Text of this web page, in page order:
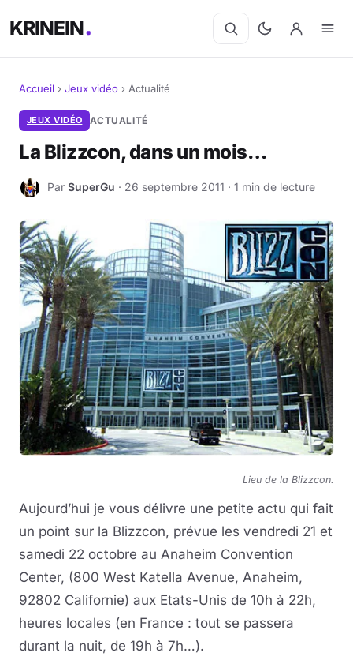
KRINEIN
Cinéma
Séries
Manga
BD
Livres
Jeux vidéo
Jeux de société
Musique
Sortir
Forum
Accueil › Jeux vidéo › Actualité
JEUX VIDÉO ACTUALITÉ
La Blizzcon, dans un mois…
S Par SuperGu · 26 septembre 2011 · 1 min de lecture
Lieu de la Blizzcon.
Aujourd’hui je vous délivre une petite actu qui fait
un point sur la Blizzcon, prévue les vendredi 21 et
samedi 22 octobre au Anaheim Convention
Center, (800 West Katella Avenue, Anaheim,
92802 Californie) aux Etats-Unis de 10h à 22h,
heures locales (en France : tout se passera
durant la nuit, de 19h à 7h…).